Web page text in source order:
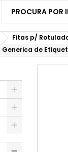
PROCURA POR
Fitas p/
Generica de